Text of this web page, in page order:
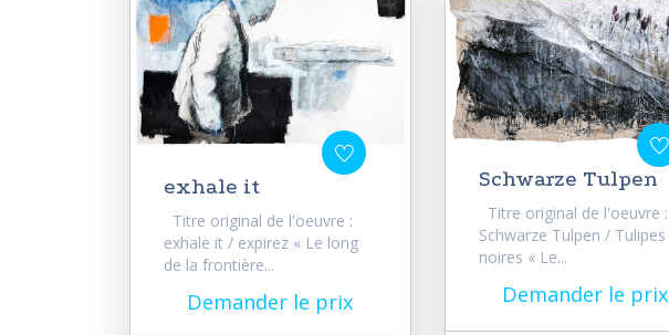
exhale it
Titre original de l'oeuvre :
exhale it / expirez « Le long
de la frontière...
Demander le prix
Schwarze Tulpen
Titre original de l'oeuvre :
Schwarze Tulpen / Tulipes
noires « Le...
Demander le prix